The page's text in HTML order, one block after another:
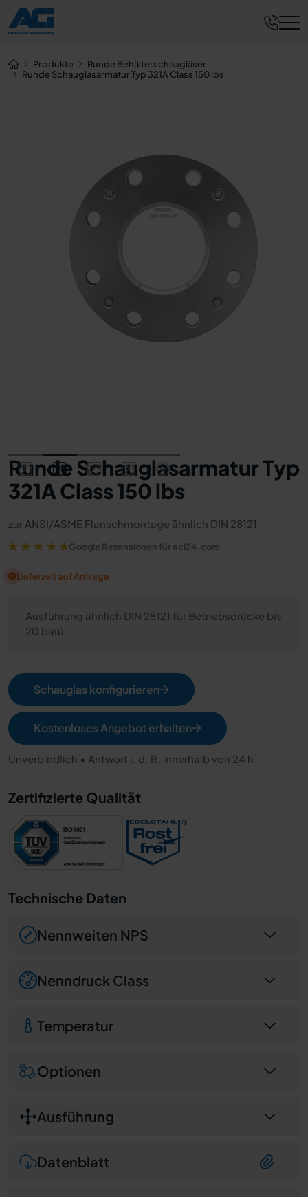
Produkte
Runde Behälterschaugläser
Runde Schauglasarmatur Typ 321A Class 150 lbs
Runde Schauglasarmatur Typ
321A Class 150 lbs
zur ANSI/ASME Flanschmontage ähnlich DIN 28121
Google Rezensionen für aci24.com
Lieferzeit auf Anfrage
Ausführung ähnlich DIN 28121 für Betriebsdrücke bis
20 barü
Schauglas konfigurieren
Kostenloses Angebot erhalten
Unverbindlich • Antwort i. d. R. innerhalb von 24 h
Zertifizierte Qualität
Technische Daten
Nennweiten NPS
Nenndruck Class
Temperatur
Optionen
Ausführung
Datenblatt